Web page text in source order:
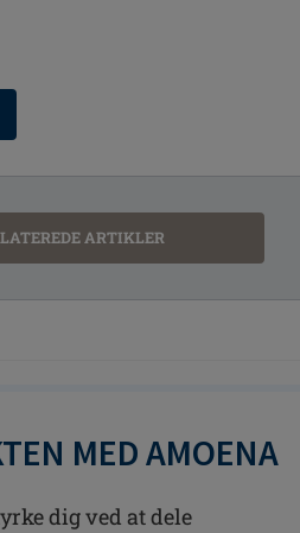
ARTIKLER
MED AMOENA
dig ved at dele